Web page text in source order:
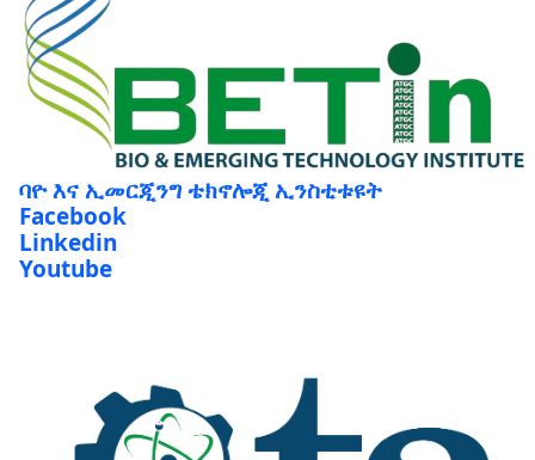
ባዮ እና ኢመርጂንግ ቴክኖሎጂ ኢንስቲቱዩት
Facebook
Linkedin
Youtube